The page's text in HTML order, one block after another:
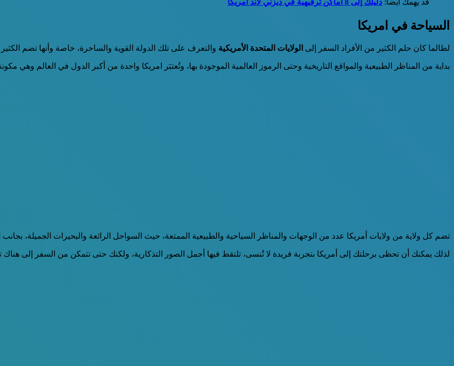
قد يهمك أيضاً: دليلك إلى 8 أماكن ترفيهية في ديزني لاند امريكا
السياحة في امريكا
لطالما كان حلم الكثير من الأفراد السفر إلى الولايات المتحدة الأمريكية والتعرف على تلك الدولة القوية والساحرة، خاصة وأنها تضم
بداية من المناظر الطبيعية والمواقع التاريخية وحتى الرموز العالمية الموجودة بها، وتُعتبَر امريكا واحدة من أكبر الدول في العالم وهي مكونة من 50
تضم كل ولاية من ولايات أمريكا عدد من الوجهات والمناظر السياحية والطبيعية الممتعة، حيث السواحل الرائعة والبحيرات الجميلة،
لذلك يمكنك أن تحظى برحلتك إلى أمريكا بتجربة فريدة لا تُنسى، تلتقط فيها أجمل الصور التذكارية، ولكنك حتى تتمكن من السفر إلى هناك